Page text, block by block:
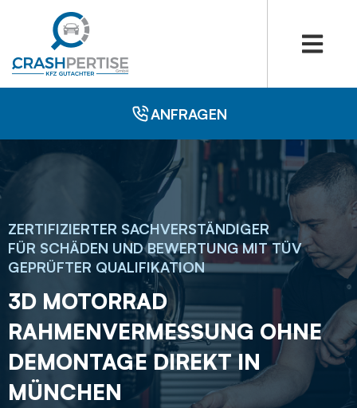
ANFRAGEN
ZERTIFIZIERTER SACHVERSTÄNDIGER
FÜR SCHÄDEN UND BEWERTUNG MIT TÜV
GEPRÜFTER QUALIFIKATION
3D MOTORRAD
RAHMENVERMESSUNG OHNE
DEMONTAGE DIREKT IN
MÜNCHEN